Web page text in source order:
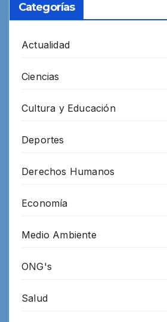
Categorías
Actualidad
Ciencias
Cultura y Educación
Deportes
Derechos Humanos
Economía
Medio Ambiente
ONG's
Salud